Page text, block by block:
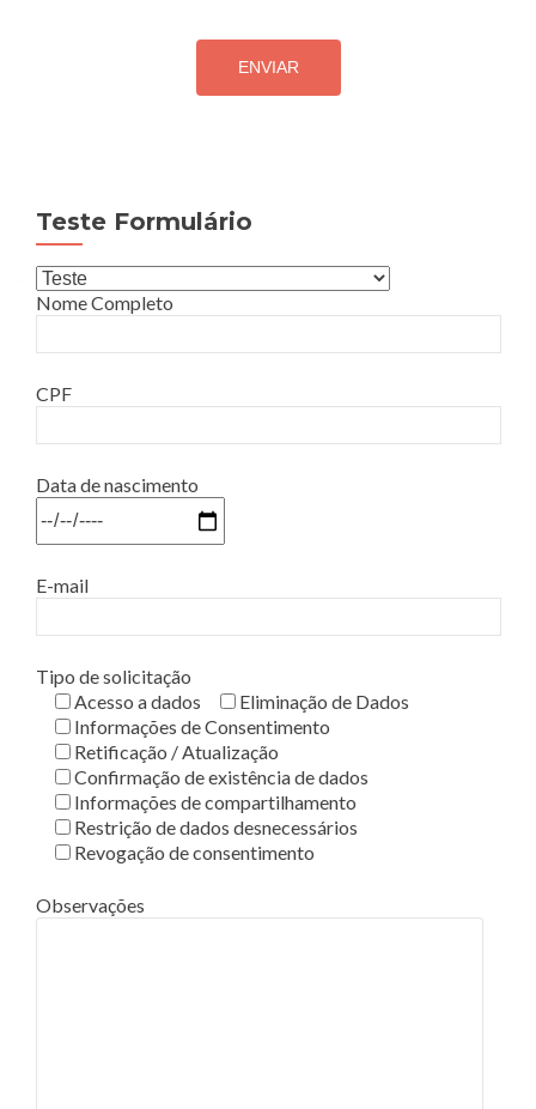
Teste Formulário
Nome Completo
CPF
Data de nascimento
E-mail
Tipo de solicitação
Acesso a dados
Eliminação de Dados
Informações de Consentimento
Retificação / Atualização
Confirmação de existência de dados
Informações de compartilhamento
Restrição de dados desnecessários
Revogação de consentimento
Observações